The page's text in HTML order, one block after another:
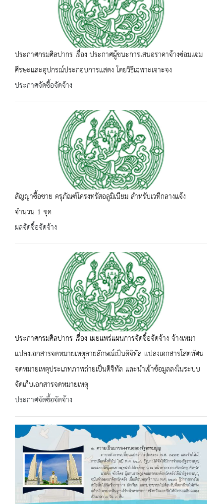
ประกาศกรมศิลปากร เรื่อง ประกาศผู้ชนะการเสนอราคาจ้างซ่อมแซม
ศีรษะและอุปกรณ์ประกอบการแสดง โดยวิธีเฉพาะเจาะจง
ประกาศจัดซื้อจัดจ้าง
สัญญาซื้อขาย ครุภัณฑ์โครงทรัสอลูมิเนียม สำหรับเวทีกลางเเจ้ง
จำนวน 1 ชุด
ผลจัดซื้อจัดจ้าง
ประกาศกรมศิลปากร เรื่อง เผยเเพร่แผนการจัดซื้อจัดจ้าง จ้างเหมา
แปลงเอกสารจดหมายเหตุลายลักษณ์เป็นดิจิทัล แปลงเอกสารโสตทัศน
จดหมายเหตุประเภทภาพถ่ายเป็นดิจิทัล และนำเข้าข้อมูลลงในระบบ
จัดเก็บเอกสารจดหมายเหตุ
ประกาศจัดซื้อจัดจ้าง